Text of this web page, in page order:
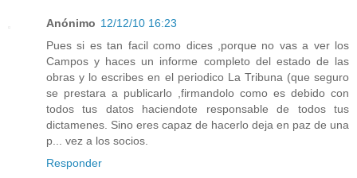
Anónimo 12/12/10 16:23
Pues si es tan facil como dices ,porque no vas a ver los
Campos y haces un informe completo del estado de las
obras y lo escribes en el periodico La Tribuna (que seguro
se prestara a publicarlo ,firmandolo como es debido con
todos tus datos haciendote responsable de todos tus
dictamenes. Sino eres capaz de hacerlo deja en paz de una
p... vez a los socios.
Responder